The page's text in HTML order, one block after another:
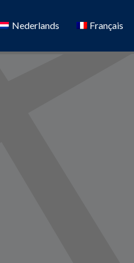
Nederlands Français